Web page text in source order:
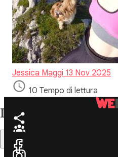
Indice
Sommario
Jessica Maggi 13 Nov 2025
10 Tempo di lettura